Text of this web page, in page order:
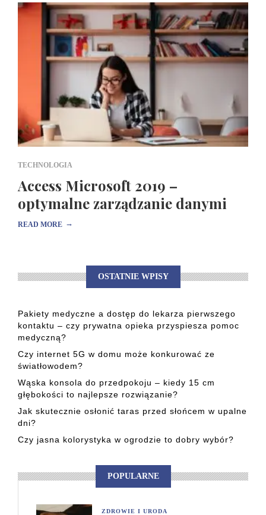
TECHNOLOGIA
Access Microsoft 2019 –
optymalne zarządzanie danymi
READ MORE →
OSTATNIE WPISY
Pakiety medyczne a dostęp do lekarza pierwszego
kontaktu – czy prywatna opieka przyspiesza pomoc
medyczną?
Czy internet 5G w domu może konkurować ze
światłowodem?
Wąska konsola do przedpokoju – kiedy 15 cm
głębokości to najlepsze rozwiązanie?
Jak skutecznie osłonić taras przed słońcem w upalne
dni?
Czy jasna kolorystyka w ogrodzie to dobry wybór?
POPULARNE
ZDROWIE I URODA